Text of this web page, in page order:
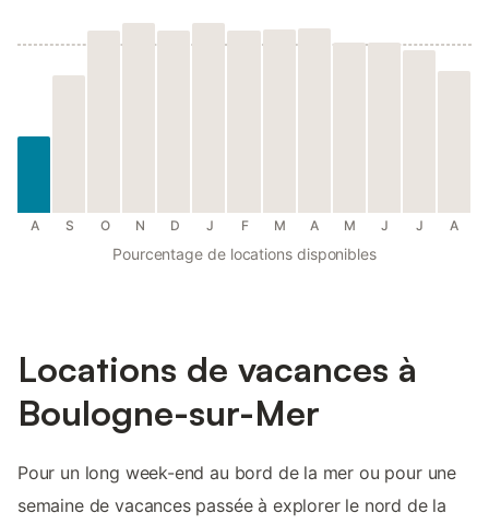
A S O N D J F M A M J J A
Pourcentage de locations disponibles
Locations de vacances à
Boulogne-sur-Mer
Pour un long week-end au bord de la mer ou pour une
semaine de vacances passée à explorer le nord de la